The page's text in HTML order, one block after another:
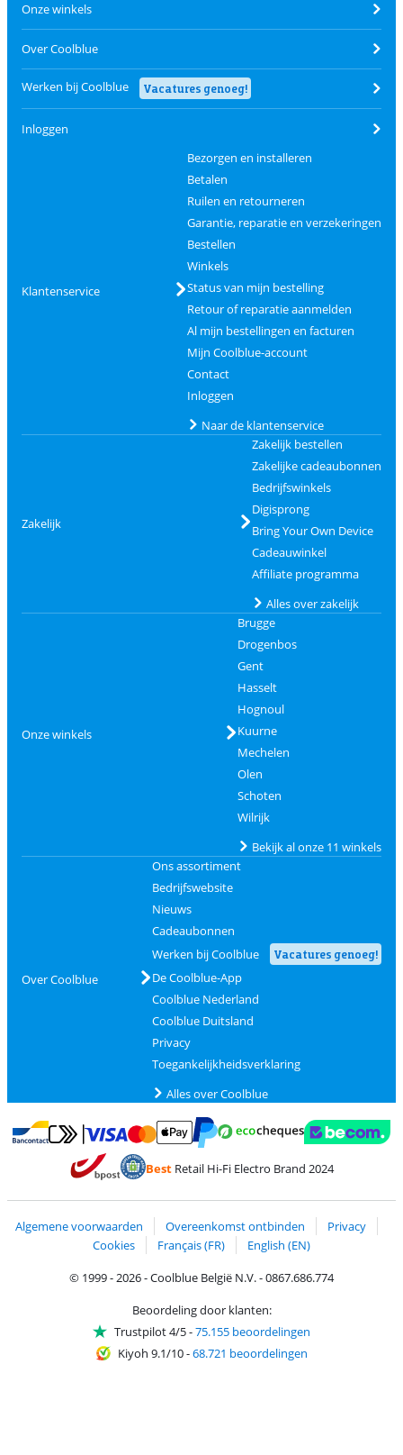
Onze winkels
Over Coolblue
Werken bij Coolblue Vacatures genoeg!
Inloggen
Klantenservice
Bezorgen en installeren
Betalen
Ruilen en retourneren
Garantie, reparatie en verzekeringen
Bestellen
Winkels
Status van mijn bestelling
Retour of reparatie aanmelden
Al mijn bestellingen en facturen
Mijn Coolblue-account
Contact
Inloggen
Naar de klantenservice
Zakelijk
Zakelijk bestellen
Zakelijke cadeaubonnen
Bedrijfswinkels
Digisprong
Bring Your Own Device
Cadeauwinkel
Affiliate programma
Alles over zakelijk
Onze winkels
Brugge
Drogenbos
Gent
Hasselt
Hognoul
Kuurne
Mechelen
Olen
Schoten
Wilrijk
Bekijk al onze 11 winkels
Over Coolblue
Ons assortiment
Bedrijfswebsite
Nieuws
Cadeaubonnen
Werken bij Coolblue
Vacatures genoeg!
De Coolblue-App
Coolblue Nederland
Coolblue Duitsland
Privacy
Toegankelijkheidsverklaring
Alles over Coolblue
Betalen met Bancontact
Betalen met MasterCard en Visa via ClickToPay
Betalen met PayPal
BestRetail Hi-Fi Electro Brand 2024
Algemene voorwaarden Overeenkomst ontbinden
Privacy
Cookies
Français (FR)
English (EN)
© 1999 - 2026 - Coolblue België N.V. - 0867.686.774
Beoordeling door klanten:
Trustpilot 4/5-75.155 beoordelingen
Kiyoh 9.1/10-68.721 beoordelingen